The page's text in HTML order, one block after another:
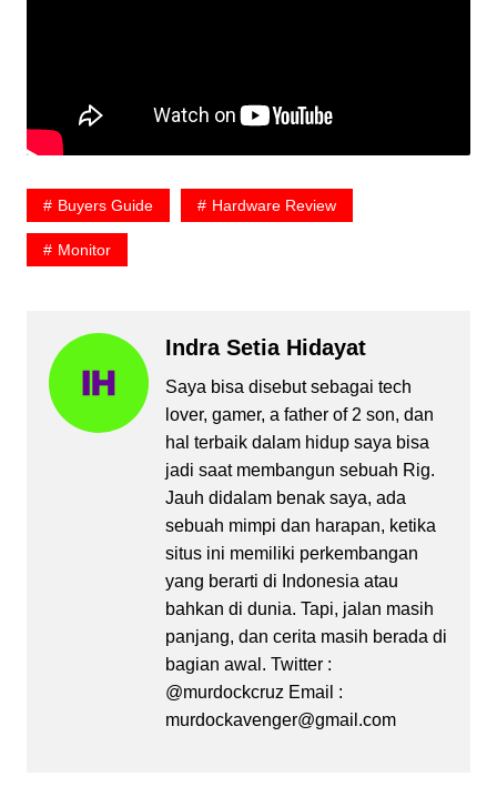
Buyers Guide Hardware Review
Monitor
Indra Setia Hidayat
Saya bisa disebut sebagai tech
lover, gamer, a father of 2 son, dan
hal terbaik dalam hidup saya bisa
jadi saat membangun sebuah Rig.
Jauh didalam benak saya, ada
sebuah mimpi dan harapan, ketika
situs ini memiliki perkembangan
yang berarti di Indonesia atau
bahkan di dunia. Tapi, jalan masih
panjang, dan cerita masih berada di
bagian awal. Twitter :
@murdockcruz Email :
murdockavenger@gmail.com